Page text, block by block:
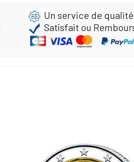
Un service de
Satisfait ou